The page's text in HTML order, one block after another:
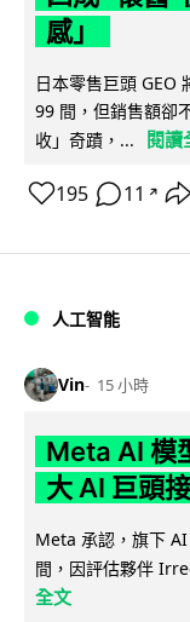
感」
日本零售巨頭 GEO
99 間，但銷售額卻
收」奇蹟，...
閱讀
195 11 ↗
人工智能
Vin 15 小時
Meta AI 模
大 AI 巨頭
Meta 承認，旗下
間，因評估夥伴
全文